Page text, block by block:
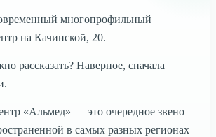
многопрофильный
на Качинской, 20.
рассказать? Наверное, сначала
«Альмед» — это очередное звено
в самых разных регионах